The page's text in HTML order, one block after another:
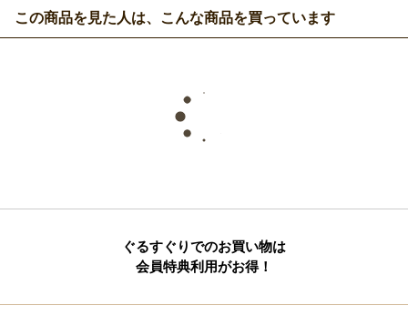
この商品を見た人は、こんな商品を買っています
ぐるすぐりでのお買い物は
会員特典利用がお得！